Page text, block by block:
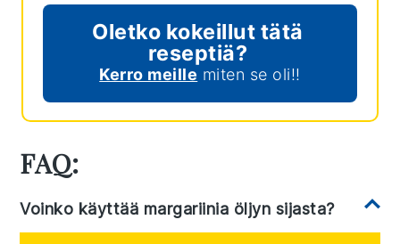
Oletko kokeillut tätä
reseptiä?
Kerro meille miten se oli!!
FAQ:
Voinko käyttää margariinia öljyn sijasta?